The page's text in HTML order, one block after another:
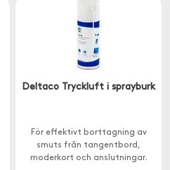
Deltaco Tryckluft i sprayburk
För effektivt borttagning av
smuts från tangentbord,
moderkort och anslutningar.